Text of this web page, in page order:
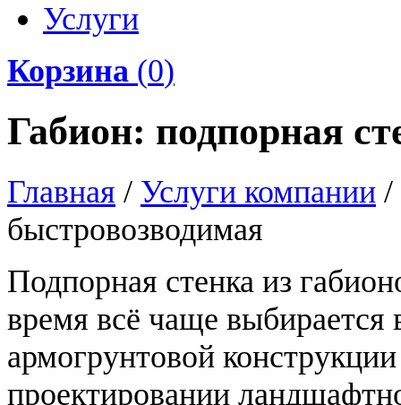
Услуги
Корзина (0)
Габион: подпорная
Главная / Услуги компании /
быстровозводимая
Подпорная стенка из
время всё чаще выбирается
армогрунтовой
проектировании